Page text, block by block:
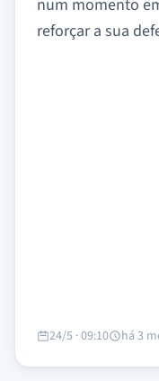
num momento
reforçar a sua
24/5 · 09:10 há 3